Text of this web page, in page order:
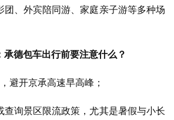
团、外宾陪同游、家庭亲子游等多种场
承德包车出行前要注意什么？
开京承高速早高峰；
询景区限流政策，尤其是暑假与小长